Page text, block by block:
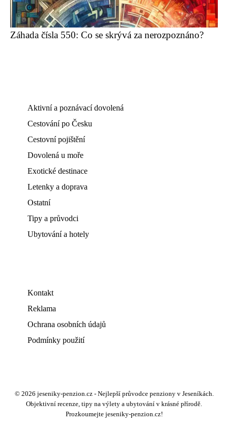
Záhada čísla 550: Co se skrývá za nerozpoznáno?
Aktivní a poznávací dovolená
Cestování po Česku
Cestovní pojištění
Dovolená u moře
Exotické destinace
Letenky a doprava
Ostatní
Tipy a průvodci
Ubytování a hotely
Kontakt
Reklama
Ochrana osobních údajů
Podmínky použití
© 2026 jeseniky-penzion.cz - Nejlepší průvodce penziony v Jeseníkách.
Objektivní recenze, tipy na výlety a ubytování v krásné přírodě.
Prozkoumejte jeseniky-penzion.cz!